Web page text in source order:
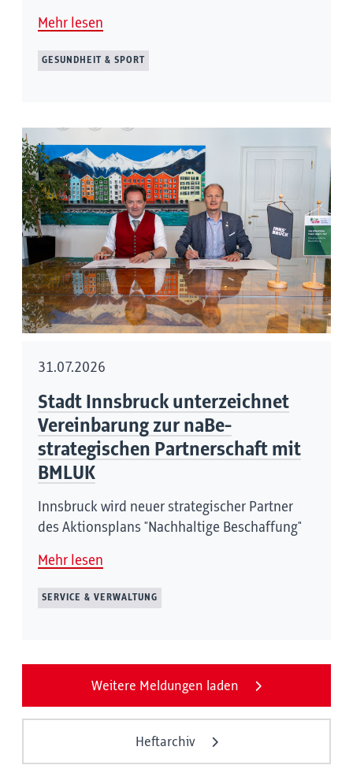
Mehr lesen
GESUNDHEIT & SPORT
31.07.2026
Stadt Innsbruck unterzeichnet
Vereinbarung zur naBe-
strategischen Partnerschaft mit
BMLUK
Innsbruck wird neuer strategischer Partner
des Aktionsplans "Nachhaltige Beschaffung"
Mehr lesen
SERVICE & VERWALTUNG
Weitere Meldungen laden
Heftarchiv